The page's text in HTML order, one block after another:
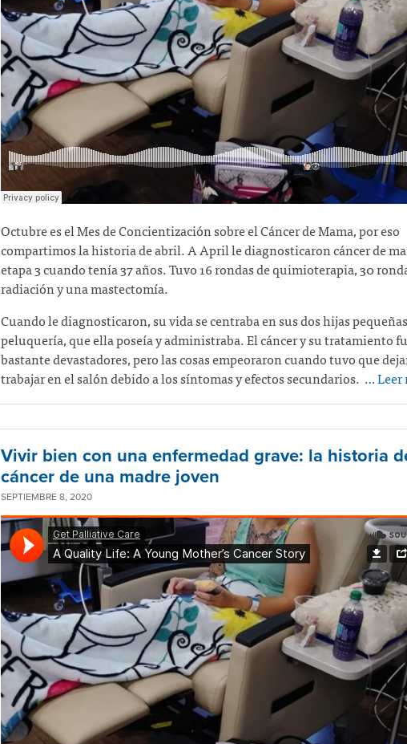
Octubre es el Mes de Concientización sobre el Cáncer de Mama, por eso
compartimos la historia de abril. A April le diagnosticaron cáncer de
etapa 3 cuando tenía 37 años. Tuvo 16 rondas de quimioterapia, 30
radiación y una mastectomía.
Cuando le diagnosticaron, su vida se centraba en sus dos hijas
peluquería, que ella poseía y administraba. El cáncer y su tratamiento
bastante devastadores, pero las cosas empeoraron cuando tuvo que
trabajar en el salón debido a los síntomas y efectos secundarios. … Leer
Vivir bien con una enfermedad grave: la historia
cáncer de una madre joven
SEPTIEMBRE 8, 2020